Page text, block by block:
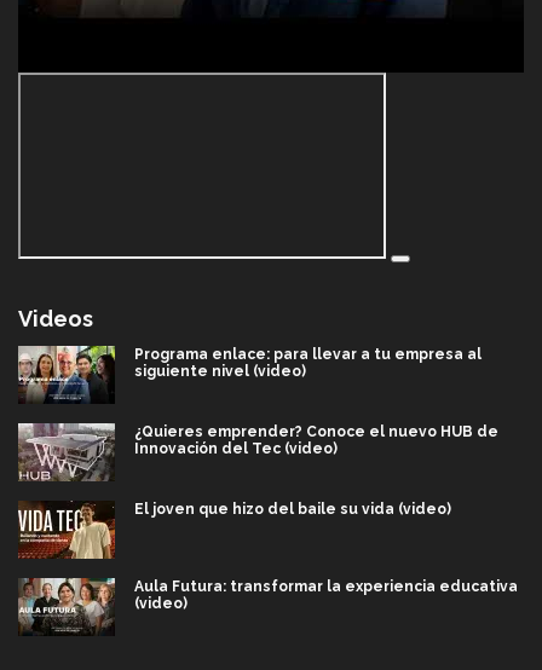
Videos
Programa enlace: para llevar a tu empresa al
siguiente nivel (video)
¿Quieres emprender? Conoce el nuevo HUB de
Innovación del Tec (video)
El joven que hizo del baile su vida (video)
Aula Futura: transformar la experiencia educativa
(video)